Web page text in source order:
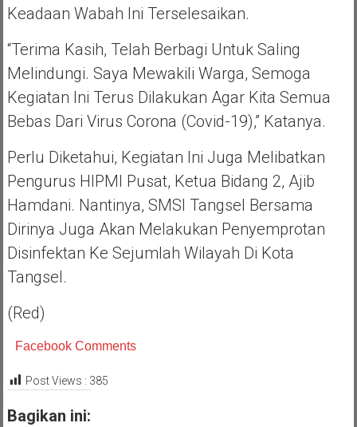
Keadaan Wabah Ini Terselesaikan.
“Terima Kasih, Telah Berbagi Untuk Saling
Melindungi. Saya Mewakili Warga, Semoga
Kegiatan Ini Terus Dilakukan Agar Kita Semua
Bebas Dari Virus Corona (Covid-19),” Katanya.
Perlu Diketahui, Kegiatan Ini Juga Melibatkan
Pengurus HIPMI Pusat, Ketua Bidang 2, Ajib
Hamdani. Nantinya, SMSI Tangsel Bersama
Dirinya Juga Akan Melakukan Penyemprotan
Disinfektan Ke Sejumlah Wilayah Di Kota
Tangsel.
(Red)
Facebook Comments
Post Views : 385
Bagikan ini: